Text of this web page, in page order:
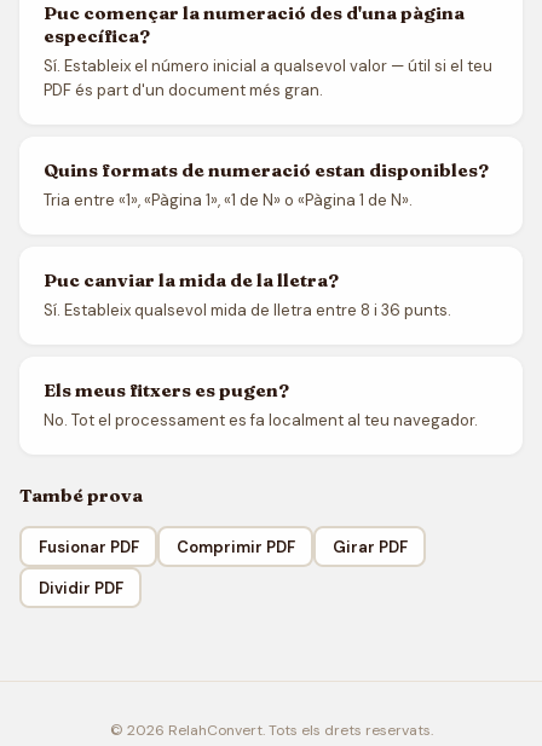
Puc començar la numeració des d'una pàgina
específica?
Sí. Estableix el número inicial a qualsevol valor — útil si el teu
PDF és part d'un document més gran.
Quins formats de numeració estan disponibles?
Tria entre «1», «Pàgina 1», «1 de N» o «Pàgina 1 de N».
Puc canviar la mida de la lletra?
Sí. Estableix qualsevol mida de lletra entre 8 i 36 punts.
Els meus fitxers es pugen?
No. Tot el processament es fa localment al teu navegador.
També prova
Fusionar PDF Comprimir PDF
Girar PDF
Dividir PDF
© 2026 RelahConvert. Tots els drets reservats.